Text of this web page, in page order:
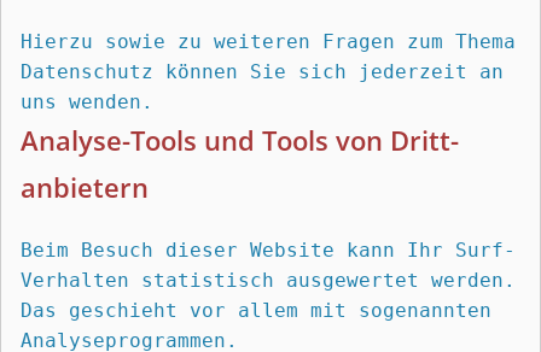
Hierzu sowie zu weiteren Fragen zum Thema
Datenschutz können Sie sich jederzeit an
uns wenden.
Analyse-Tools und Tools von Dritt­
anbietern
Beim Besuch dieser Website kann Ihr Surf-
Verhalten statistisch ausgewertet werden.
Das geschieht vor allem mit sogenannten
Analyseprogrammen.